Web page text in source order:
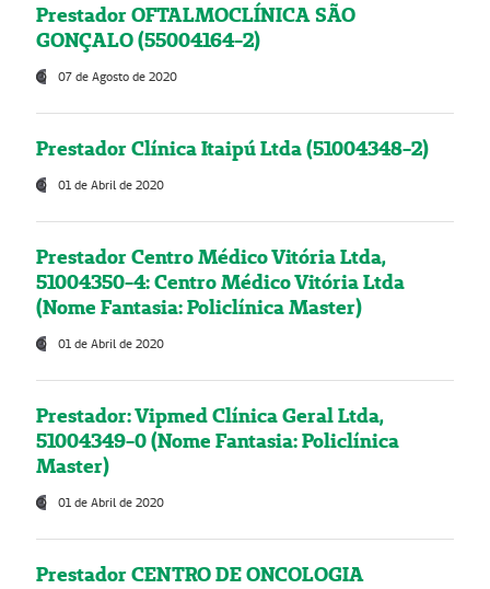
Prestador OFTALMOCLÍNICA SÃO
GONÇALO (55004164-2)
07 de Agosto de 2020
Prestador Clínica Itaipú Ltda (51004348-2)
01 de Abril de 2020
Prestador Centro Médico Vitória Ltda,
51004350-4: Centro Médico Vitória Ltda
(Nome Fantasia: Policlínica Master)
01 de Abril de 2020
Prestador: Vipmed Clínica Geral Ltda,
51004349-0 (Nome Fantasia: Policlínica
Master)
01 de Abril de 2020
Prestador CENTRO DE ONCOLOGIA